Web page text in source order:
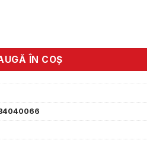
50C Maxxis WELTER WEIGHT
ÎN COȘ